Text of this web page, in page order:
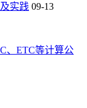
实践 09-13
、ETC等计算公